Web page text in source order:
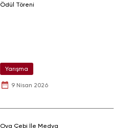
Ödül Töreni
Yarışma
9 Nisan 2026
Oya Çebi İle Medya